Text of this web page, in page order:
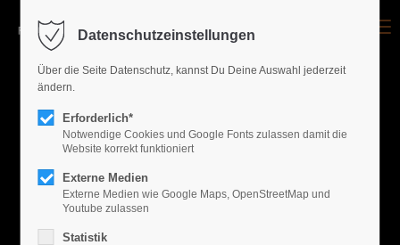
Login
Benutzername
PasswortGALLERY EVENTS
FREIRAUM'S BEST
Datenschutzeinstellungen
Über die Seite Datenschutz, kannst Du Deine Auswahl jederzeit
ändern.
Erforderlich*
Notwendige Cookies und Google Fonts zulassen damit die
Website korrekt funktioniert
Externe Medien
Externe Medien wie Google Maps, OpenStreetMap und
Youtube zulassen
Statistik